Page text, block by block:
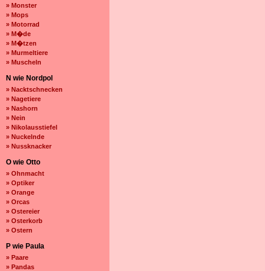
» Monster
» Mops
» Motorrad
» M�de
» M�tzen
» Murmeltiere
» Muscheln
N wie Nordpol
» Nacktschnecken
» Nagetiere
» Nashorn
» Nein
» Nikolausstiefel
» Nuckelnde
» Nussknacker
O wie Otto
» Ohnmacht
» Optiker
» Orange
» Orcas
» Ostereier
» Osterkorb
» Ostern
P wie Paula
» Paare
» Pandas